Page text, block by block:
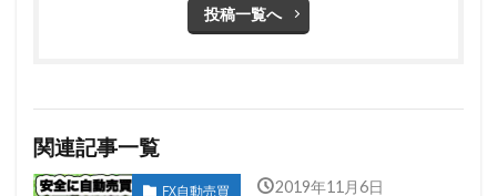
投稿一覧へ
関連記事一覧
FX自動売買
2019年11月6日